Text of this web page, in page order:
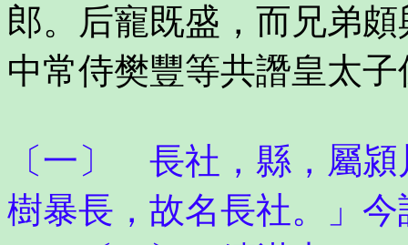
郎。后寵既盛，而兄弟
中常侍樊豐等共譖皇太
〔一〕 長社，縣，屬
樹暴長，故名長社。」